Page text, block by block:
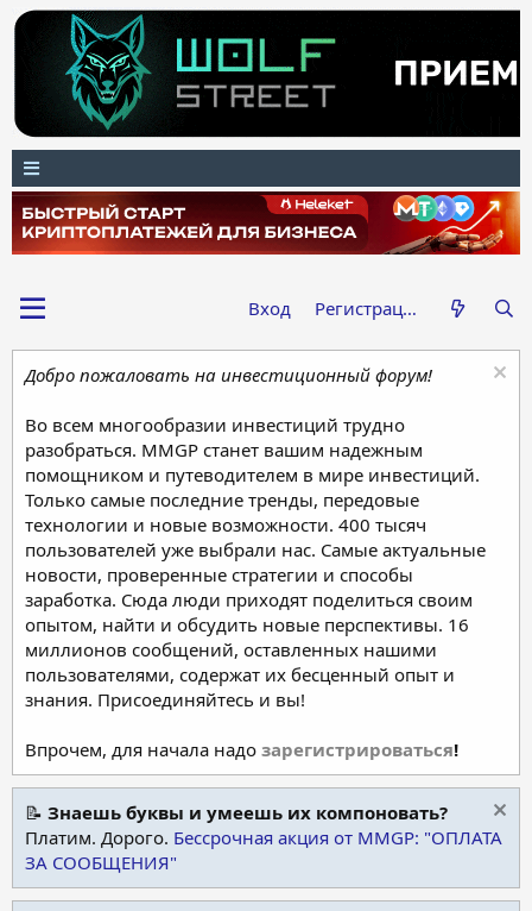
Вход Регистрация
Добро пожаловать на инвестиционный форум!
Во всем многообразии инвестиций трудно
разобраться. MMGP станет вашим надежным
помощником и путеводителем в мире инвестиций.
Только самые последние тренды, передовые
технологии и новые возможности. 400 тысяч
пользователей уже выбрали нас. Самые актуальные
новости, проверенные стратегии и способы
заработка. Сюда люди приходят поделиться своим
опытом, найти и обсудить новые перспективы. 16
миллионов сообщений, оставленных нашими
пользователями, содержат их бесценный опыт и
знания. Присоединяйтесь и вы!
Впрочем, для начала надо зарегистрироваться!
📝 Знаешь буквы и умеешь их компоновать?
Платим. Дорого. Бессрочная акция от MMGP: "ОПЛАТА
ЗА СООБЩЕНИЯ"